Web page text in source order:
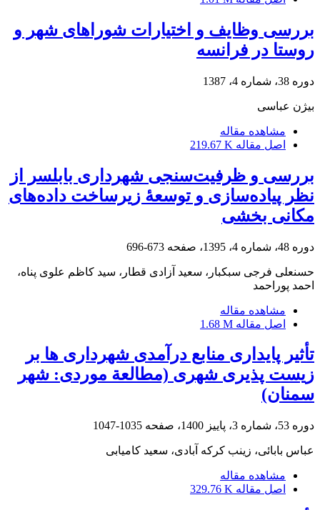
بررسی وظایف و اختیارات شوراهای شهر و
روستا در فرانسه
دوره 38، شماره 4، 1387
بیژن عباسی
مشاهده مقاله
اصل مقاله 219.67 K
بررسی و ظرفیت‌سنجی شهرداری بابلسر از
نظر پیاده‌سازی و توسعۀ زیرساخت داده‌های
مکانی بخشی
دوره 48، شماره 4، 1395، صفحه 673-696
حسنعلی فرجی سبکبار، سعید آزادی قطار، سید کاظم علوی پناه،
احمد پوراحمد
مشاهده مقاله
اصل مقاله 1.68 M
تأثیر پایداری منابع درآمدی شهرداری ‏ها بر
زیست ‏پذیری شهری (مطالعة موردی: شهر
سمنان)
دوره 53، شماره 3، پاییز 1400، صفحه 1035-1047
عباس بابائی، زینب کرکه آبادی، سعید کامیابی
مشاهده مقاله
اصل مقاله 329.76 K